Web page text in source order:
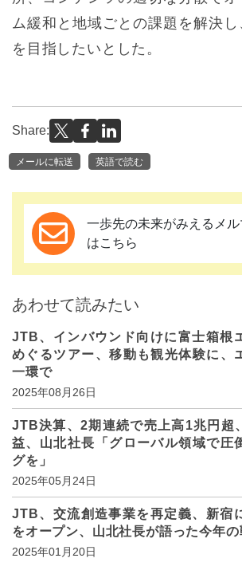
ム緩和と地域ごとの課題を解決
を目指したいとした。
Share:
メールに転送 英語で読む
一歩先の未来がみえるメ
はこちら
あわせて読みたい
JTB、インバウンド向けに富士箱根
めぐるツアー、移動も観光体験に、
一環で
2025年08月26日
JTB決算、2期連続で売上高1兆円超
益、山北社長「グローバル領域で圧
グを」
2025年05月24日
JTB、交流創造事業を再定義、新宿
をオープン、山北社長が語った今年
2025年01月20日